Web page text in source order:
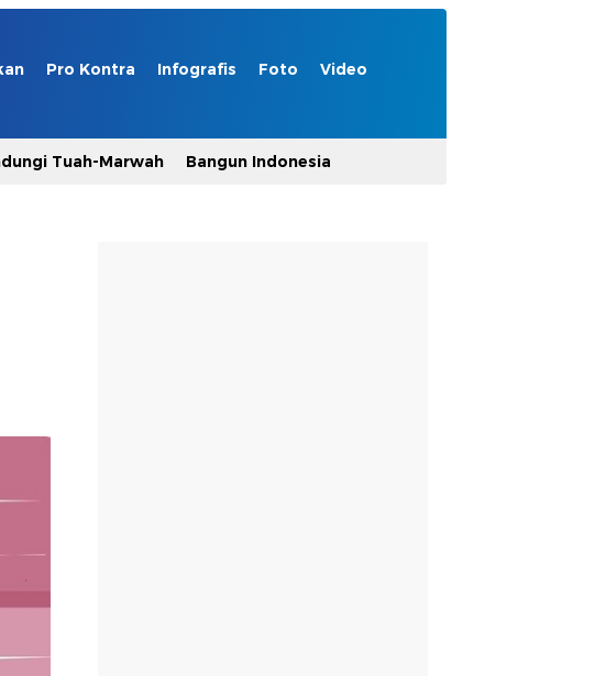
Pro Kontra Infografis Foto Video
Tuah-Marwah Bangun Indonesia